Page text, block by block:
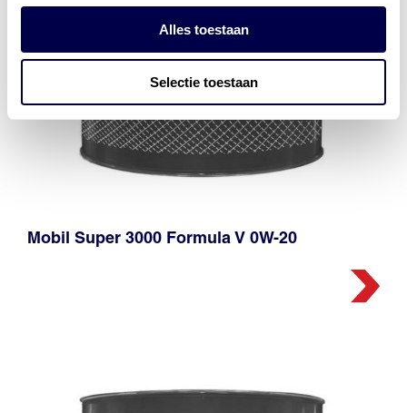
Alles toestaan
Selectie toestaan
Mobil Super 3000 Formula V 0W-20